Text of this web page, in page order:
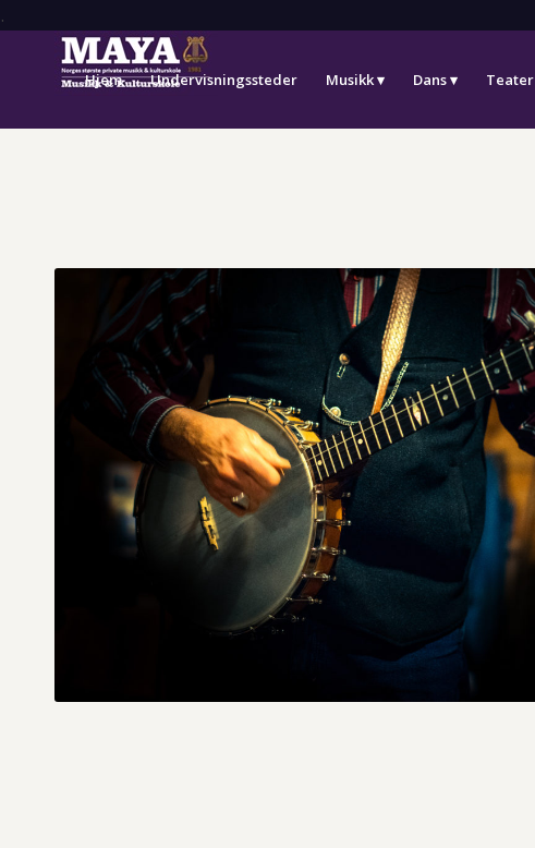
.
Hjem Undervisningssteder Musikk Dans Teater